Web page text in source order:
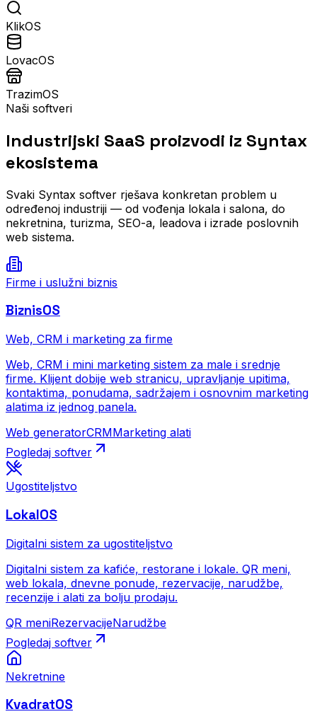
KlikOS
LovacOS
TrazimOS
Naši softveri
Industrijski SaaS proizvodi iz Syntax
ekosistema
Svaki Syntax softver rješava konkretan problem u
određenoj industriji — od vođenja lokala i salona, do
nekretnina, turizma, SEO-a, leadova i izrade poslovnih
web sistema.
Firme i uslužni biznis
BiznisOS
Web, CRM i marketing za firme
Web, CRM i mini marketing sistem za male i srednje
firme. Klijent dobije web stranicu, upravljanje upitima,
kontaktima, ponudama, sadržajem i osnovnim marketing
alatima iz jednog panela.
Web generatorCRMMarketing alati
Pogledaj softver
Ugostiteljstvo
LokalOS
Digitalni sistem za ugostiteljstvo
Digitalni sistem za kafiće, restorane i lokale. QR meni,
web lokala, dnevne ponude, rezervacije, narudžbe,
recenzije i alati za bolju prodaju.
QR meniRezervacijeNarudžbe
Pogledaj softver
Nekretnine
KvadratOS